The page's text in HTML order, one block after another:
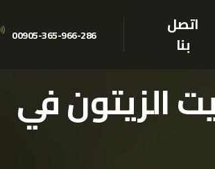
اتصل
بنا
00905-365-966-286
الزيتون في